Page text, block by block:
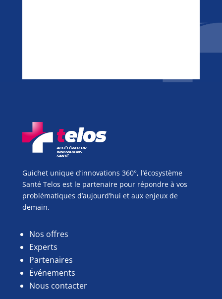
Guichet unique d’innovations 360°, l’écosystème
Santé Telos est le partenaire pour répondre à vos
problématiques d’aujourd’hui et aux enjeux de
demain.
Nos offres
Experts
Partenaires
Événements
Nous contacter